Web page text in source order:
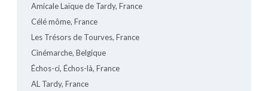
Amicale Laïque de Tardy, France
Célé môme, France
Les Trésors de Tourves, France
Cinémarche, Belgique
Échos-ci, Échos-là, France
AL Tardy, France